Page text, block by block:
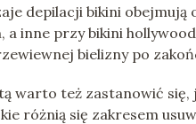
depilacji bikini
a inne przy bikini
bielizny po
warto też zastanowić się,
różnią się zakresem